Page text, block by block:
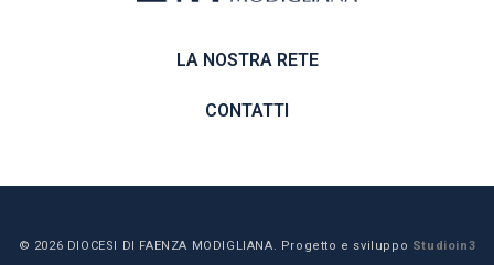
LA NOSTRA RETE
CONTATTI
© 2026 DIOCESI DI FAENZA MODIGLIANA. Progetto e sviluppo Studioin3